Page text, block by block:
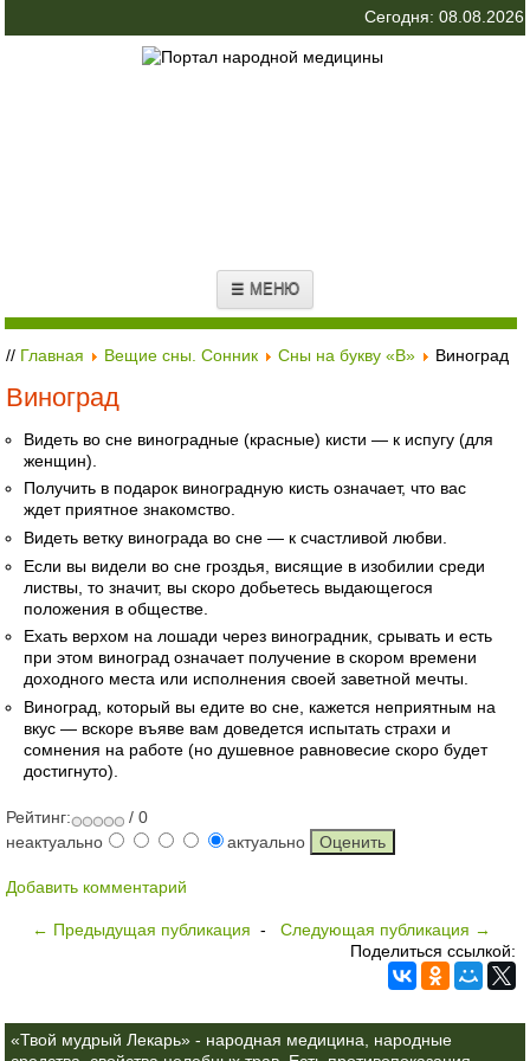
Сегодня: 08.08.2026
☰ МЕНЮ
// Главная Вещие сны. Сонник Сны на букву «В» Виноград
Виноград
Видеть во сне виноградные (красные) кисти — к испугу (для
женщин).
Получить в подарок виноградную кисть означает, что вас
ждет приятное знакомство.
Видеть ветку винограда во сне — к счастливой любви.
Если вы видели во сне гроздья, висящие в изобилии среди
листвы, то значит, вы скоро добьетесь выдающегося
положения в обществе.
Ехать верхом на лошади через виноградник, срывать и есть
при этом виноград означает получение в скором времени
доходного места или исполнения своей заветной мечты.
Виноград, который вы едите во сне, кажется неприятным на
вкус — вскоре въяве вам доведется испытать страхи и
сомнения на работе (но душевное равновесие скоро будет
достигнуто).
Рейтинг:
/ 0
неактуально
актуально
Добавить комментарий
← Предыдущая публикация - Следующая публикация →
Поделиться ссылкой:
«Твой мудрый Лекарь» - народная медицина, народные